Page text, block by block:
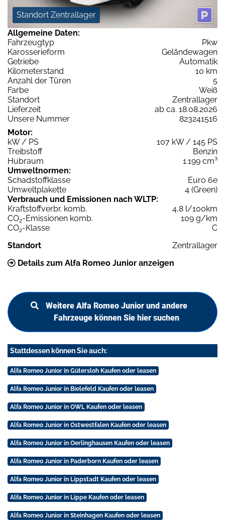
Standort Zentrallager
Allgemeine Daten:
Fahrzeugtyp
Pkw
Karosserieform
Geländewagen
Getriebe
Automatik
Kilometerstand
10 km
Anzahl der Türen
5
Farbe
Weiß
Standort
Zentrallager
Lieferzeit
ab ca. 18.08.2026
Unsere Nummer
823241516
Motor:
kW / PS
107 kW / 145 PS
Treibstoff
Benzin
Hubraum
1.199 cm³
Umweltnormen:
Schadstoffklasse
Euro 6e
Umweltplakette
4 (Green)
Verbrauch und Emissionen nach WLTP:
Kraftstoffverbr. komb.
4,8 l/100km
CO2-Emissionen komb.
109 g/km
CO2-Klasse
C
Standort
Zentrallager
Details zum Alfa Romeo Junior anzeigen
Weitere Alfa Romeo Junior und andere
Fahrzeuge können Sie hier suchen
Stattdessen können Sie auch:
Alfa Romeo Junior in Gütersloh Kaufen oder leasen
Alfa Romeo Junior in Bielefeld Kaufen oder leasen
Alfa Romeo Junior in OWL Kaufen oder leasen
Alfa Romeo Junior in Ostwestfalen Kaufen oder leasen
Alfa Romeo Junior in Oerlinghausen Kaufen oder leasen
Alfa Romeo Junior in Paderborn Kaufen oder leasen
Alfa Romeo Junior in Lippstadt Kaufen oder leasen
Alfa Romeo Junior in Lippe Kaufen oder leasen
Alfa Romeo Junior in Steinhagen Kaufen oder leasen